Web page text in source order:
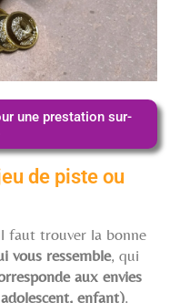
une prestation sur-
de piste ou
faut trouver la bonne
vous ressemble, qui
aux envies
enfant).